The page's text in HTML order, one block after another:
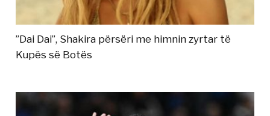
”Dai Dai”, Shakira përsëri me himnin zyrtar të
Kupës së Botës